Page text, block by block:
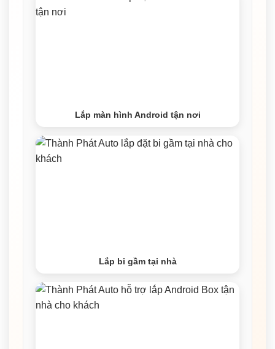
Lắp màn hình Android tận nơi
Lắp bi gầm tại nhà